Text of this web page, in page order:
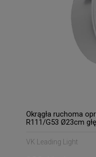
Okrągła ruchoma
R111/G53 Ø23cm
VK Leading Light